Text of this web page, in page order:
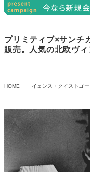
プリミティブ×サンチ
販売。人気の北欧ヴ
HOME イェンス・クイストゴー